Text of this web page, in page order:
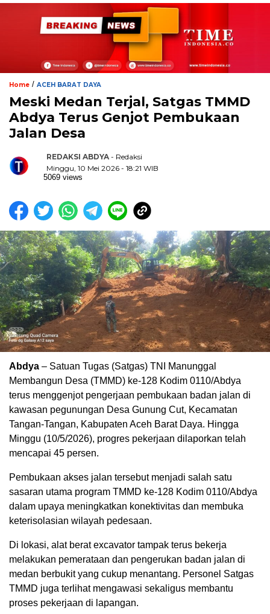
Home / ACEH BARAT DAYA
Meski Medan Terjal, Satgas TMMD
Abdya Terus Genjot Pembukaan
Jalan Desa
REDAKSI ABDYA - Redaksi
Minggu, 10 Mei 2026 - 18:21 WIB
5069 views
Abdya – Satuan Tugas (Satgas) TNI Manunggal
Membangun Desa (TMMD) ke-128 Kodim 0110/Abdya
terus menggenjot pengerjaan pembukaan badan jalan di
kawasan pegunungan Desa Gunung Cut, Kecamatan
Tangan-Tangan, Kabupaten Aceh Barat Daya. Hingga
Minggu (10/5/2026), progres pekerjaan dilaporkan telah
mencapai 45 persen.
Pembukaan akses jalan tersebut menjadi salah satu
sasaran utama program TMMD ke-128 Kodim 0110/Abdya
dalam upaya meningkatkan konektivitas dan membuka
keterisolasian wilayah pedesaan.
Di lokasi, alat berat excavator tampak terus bekerja
melakukan pemerataan dan pengerukan badan jalan di
medan berbukit yang cukup menantang. Personel Satgas
TMMD juga terlihat mengawasi sekaligus membantu
proses pekerjaan di lapangan.